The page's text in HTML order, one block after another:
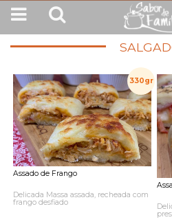
330gr
Assado de Frango
Delicada Massa assada, recheada com
frango desfiado